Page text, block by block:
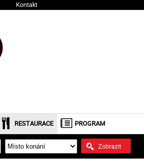
RESTAURACE PROGRAM
Kontakt
Zobrazit